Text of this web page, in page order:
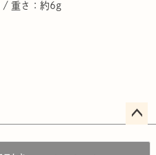
/ 重さ：約6g